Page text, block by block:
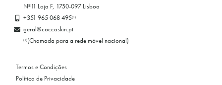
Nº11 Loja F, 1750-097 Lisboa
+351 965 068 495(1)
geral@coccoskin.pt
(1)(Chamada para a rede móvel nacional)
Termos e Condições
Política de Privacidade